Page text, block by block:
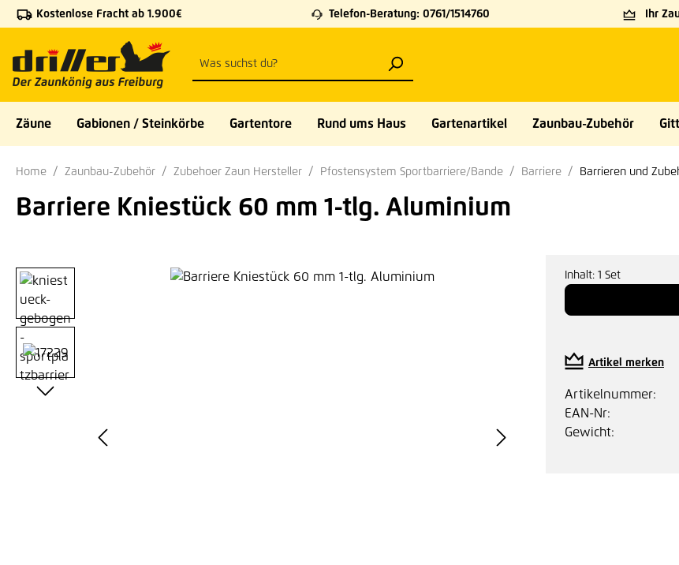
Hauptinhalt springen
Zur Suche springen
Zur Hauptnavigation springen
Kostenlose Fracht ab 1.900€ Telefon-Beratung: 0761/1514760 Ihr
Zäune Gabionen / Steinkörbe Gartentore Rund ums Haus Gartenartikel Zaunbau-Zubehör
Home Zaunbau-Zubehör Zubehoer Zaun Hersteller Pfostensystem Sportbarriere/Bande Barriere Barrieren und
Barriere Kniestück 60 mm 1-tlg. Aluminium
Bildergalerie überspringen Inhalt: 1 Set
Artikel merken
Artikelnummer:
EAN-Nr:
Gewicht: